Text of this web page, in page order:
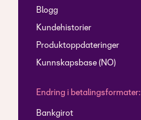
Blogg
Kundehistorier
Produktoppdateringer
Kunnskapsbase (NO)
Endring i betalingsformater:
Bankgirot